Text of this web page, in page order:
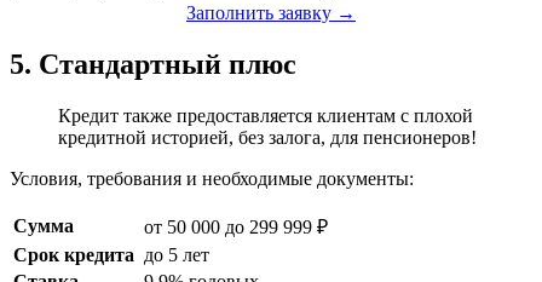
Заполнить заявку →
5. Стандартный плюс
Кредит также предоставляется клиентам с плохой
кредитной историей, без залога, для пенсионеров!
Условия, требования и необходимые документы:
Сумма
от 50 000 до 299 999 ₽
Срок кредита до 5 лет